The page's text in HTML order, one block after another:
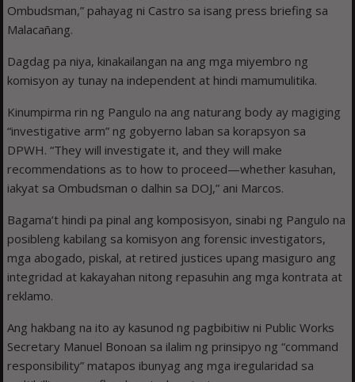
Ombudsman,” pahayag ni Castro sa isang press briefing sa
Malacañang.
Dagdag pa niya, kinakailangan na ang mga miyembro ng
komisyon ay tunay na independent at hindi mamumulitika.
Kinumpirma rin ng Pangulo na ang naturang body ay magiging
“investigative arm” ng gobyerno laban sa korapsyon sa
DPWH. “They will investigate it, and they will make
recommendations as to how to proceed—whether kasuhan,
iakyat sa Ombudsman o dalhin sa DOJ,” ani Marcos.
Bagama’t hindi pa pinal ang komposisyon, sinabi ng Pangulo na
posibleng kabilang sa komisyon ang forensic investigators,
mga abogado, piskal, at retired justices upang masiguro ang
integridad at kakayahan nitong repasuhin ang mga kontrata at
reklamo.
Ang hakbang na ito ay kasunod ng pagbibitiw ni Public Works
Secretary Manuel Bonoan sa ilalim ng prinsipyo ng “command
responsibility” matapos ibunyag ang mga iregularidad sa